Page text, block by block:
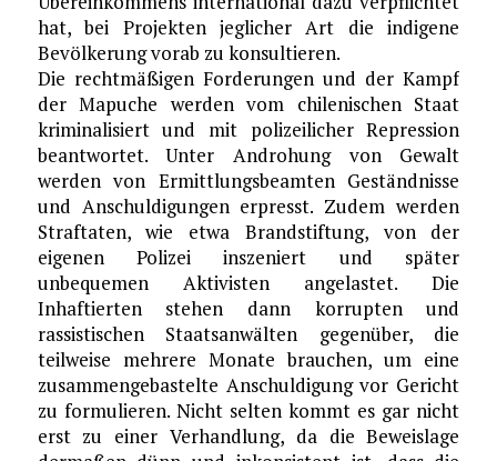
hat, bei Projekten jeglicher Art die indigene
Bevölkerung vorab zu konsultieren.
Die rechtmäßigen Forderungen und der Kampf
der Mapuche werden vom chilenischen Staat
kriminalisiert und mit polizeilicher Repression
beantwortet. Unter Androhung von Gewalt
werden von Ermittlungsbeamten Geständnisse
und Anschuldigungen erpresst. Zudem werden
Straftaten, wie etwa Brandstiftung, von der
eigenen Polizei inszeniert und später
unbequemen Aktivisten angelastet. Die
Inhaftierten stehen dann korrupten und
rassistischen Staatsanwälten gegenüber, die
teilweise mehrere Monate brauchen, um eine
zusammengebastelte Anschuldigung vor Gericht
zu formulieren. Nicht selten kommt es gar nicht
erst zu einer Verhandlung, da die Beweislage